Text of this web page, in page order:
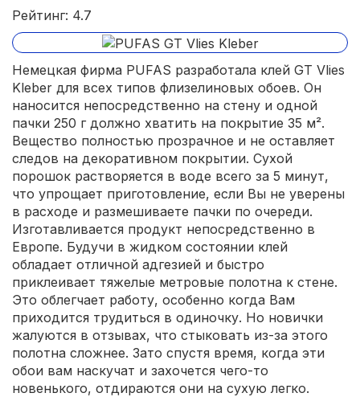
Рейтинг: 4.7
Немецкая фирма PUFAS разработала клей GT Vlies
Kleber для всех типов флизелиновых обоев. Он
наносится непосредственно на стену и одной
пачки 250 г должно хватить на покрытие 35 м².
Вещество полностью прозрачное и не оставляет
следов на декоративном покрытии. Сухой
порошок растворяется в воде всего за 5 минут,
что упрощает приготовление, если Вы не уверены
в расходе и размешиваете пачки по очереди.
Изготавливается продукт непосредственно в
Европе. Будучи в жидком состоянии клей
обладает отличной адгезией и быстро
приклеивает тяжелые метровые полотна к стене.
Это облегчает работу, особенно когда Вам
приходится трудиться в одиночку. Но новички
жалуются в отзывах, что стыковать из-за этого
полотна сложнее. Зато спустя время, когда эти
обои вам наскучат и захочется чего-то
новенького, отдираются они на сухую легко.